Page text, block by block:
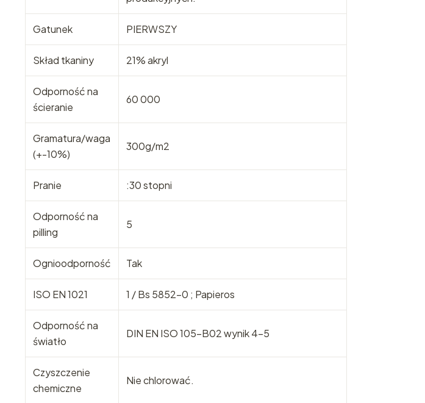
Gatunek PIERWSZY
Skład tkaniny 21% akryl
Odporność na
ścieranie
60 000
Gramatura/waga
(+-10%)
300g/m2
Pranie :30 stopni
Odporność na
pilling
5
Ognioodporność Tak
ISO EN 1021 1 / Bs 5852-0 ; Papieros
Odporność na
światło
DIN EN ISO 105-B02 wynik 4-5
Czyszczenie
chemiczne
Nie chlorować.